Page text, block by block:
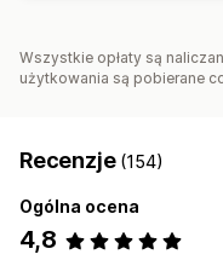
Wszystkie opłaty są
użytkowania są pobierane
Recenzje (154)
Ogólna ocena
4,8